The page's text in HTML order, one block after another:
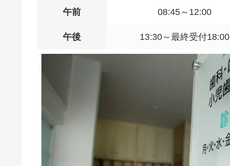
午前 08:45～12:00
午後 13:30～最終受付18:00